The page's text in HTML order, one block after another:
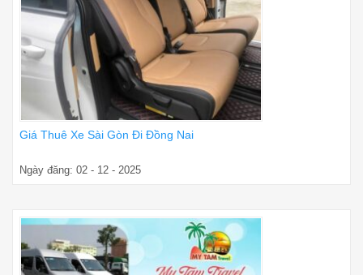
Giá Thuê Xe Sài Gòn Đi Đồng Nai
Ngày đăng: 02 - 12 - 2025